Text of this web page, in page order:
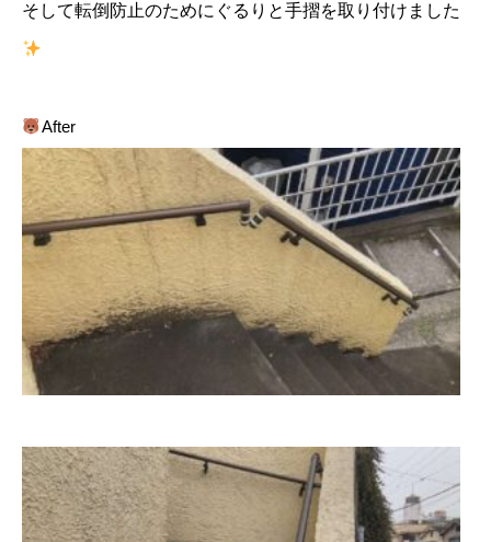
そして転倒防止のためにぐるりと手摺を取り付けました
After